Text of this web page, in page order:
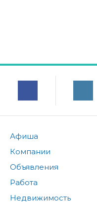
Афиша
Компании
Объявления
Работа
Недвижимость